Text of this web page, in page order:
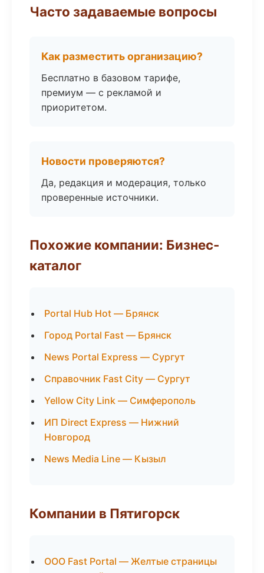
Часто задаваемые вопросы
Как разместить организацию?
Бесплатно в базовом тарифе,
премиум — с рекламой и
приоритетом.
Новости проверяются?
Да, редакция и модерация, только
проверенные источники.
Похожие компании: Бизнес-
каталог
Portal Hub Hot — Брянск
Город Portal Fast — Брянск
News Portal Express — Сургут
Справочник Fast City — Сургут
Yellow City Link — Симферополь
ИП Direct Express — Нижний
Новгород
News Media Line — Кызыл
Компании в Пятигорск
ООО Fast Portal — Желтые страницы